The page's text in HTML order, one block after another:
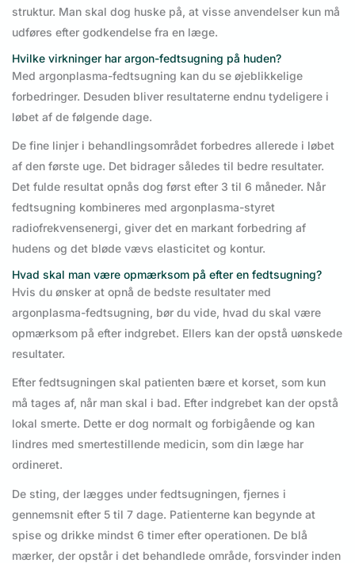
struktur. Man skal dog huske på, at visse anvendelser kun må
udføres efter godkendelse fra en læge.
Hvilke virkninger har argon-fedtsugning på huden?
Med argonplasma-fedtsugning kan du se øjeblikkelige
forbedringer. Desuden bliver resultaterne endnu tydeligere i
løbet af de følgende dage.
De fine linjer i behandlingsområdet forbedres allerede i løbet
af den første uge. Det bidrager således til bedre resultater.
Det fulde resultat opnås dog først efter 3 til 6 måneder. Når
fedtsugning kombineres med argonplasma-styret
radiofrekvensenergi, giver det en markant forbedring af
hudens og det bløde vævs elasticitet og kontur.
Hvad skal man være opmærksom på efter en fedtsugning?
Hvis du ønsker at opnå de bedste resultater med
argonplasma-fedtsugning, bør du vide, hvad du skal være
opmærksom på efter indgrebet. Ellers kan der opstå uønskede
resultater.
Efter fedtsugningen skal patienten bære et korset, som kun
må tages af, når man skal i bad. Efter indgrebet kan der opstå
lokal smerte. Dette er dog normalt og forbigående og kan
lindres med smertestillende medicin, som din læge har
ordineret.
De sting, der lægges under fedtsugningen, fjernes i
gennemsnit efter 5 til 7 dage. Patienterne kan begynde at
spise og drikke mindst 6 timer efter operationen. De blå
mærker, der opstår i det behandlede område, forsvinder inden